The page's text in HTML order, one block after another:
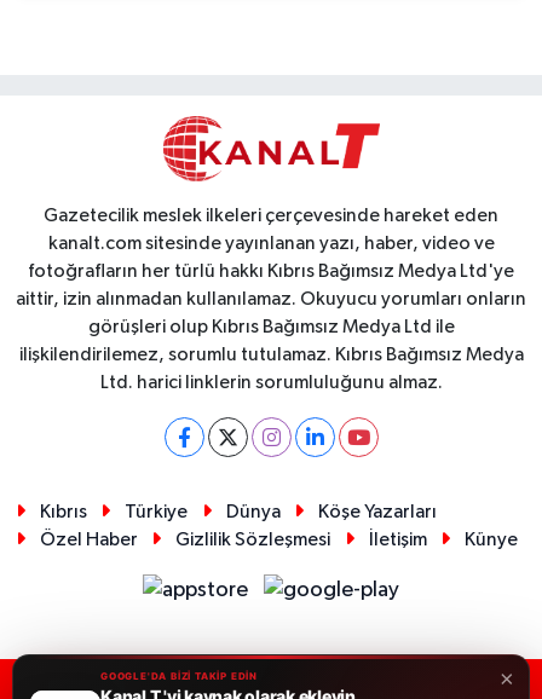
Gazetecilik meslek ilkeleri çerçevesinde hareket eden
kanalt.com sitesinde yayınlanan yazı, haber, video ve
fotoğrafların her türlü hakkı Kıbrıs Bağımsız Medya Ltd'ye
aittir, izin alınmadan kullanılamaz. Okuyucu yorumları onların
görüşleri olup Kıbrıs Bağımsız Medya Ltd ile
ilişkilendirilemez, sorumlu tutulamaz. Kıbrıs Bağımsız Medya
Ltd. harici linklerin sorumluluğunu almaz.
Kıbrıs Türkiye Dünya
Köşe Yazarları
Özel Haber
Gizlilik Sözleşmesi İletişim Künye
×
GOOGLE'DA BİZİ TAKİP EDİN